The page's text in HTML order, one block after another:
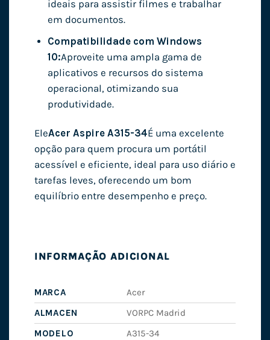
ideais para assistir filmes e trabalhar
em documentos.
Compatibilidade com Windows
10:Aproveite uma ampla gama de
aplicativos e recursos do sistema
operacional, otimizando sua
produtividade.
EleAcer Aspire A315-34É uma excelente
opção para quem procura um portátil
acessível e eficiente, ideal para uso diário e
tarefas leves, oferecendo um bom
equilíbrio entre desempenho e preço.
INFORMAÇÃO ADICIONAL
MARCA
Acer
ALMACEN
VORPC Madrid
MODELO
A315-34